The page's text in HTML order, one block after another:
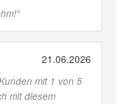
“
21.06.2026
mit 1 von 5
mit diesem